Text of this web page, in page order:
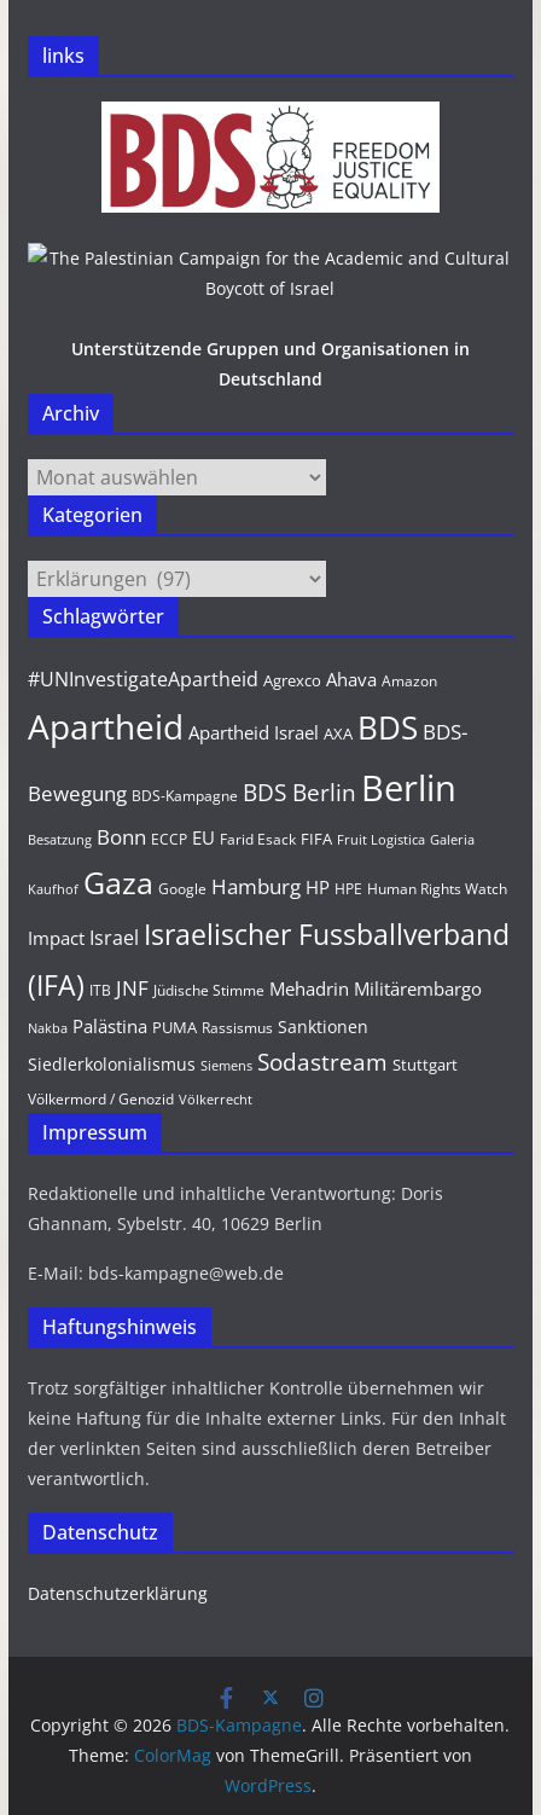
links
Unterstützende Gruppen und Organisationen in
Deutschland
Archiv
Archiv
Kategorien
Kategorien
Schlagwörter
#UNInvestigateApartheid Agrexco Ahava Amazon
Apartheid Apartheid Israel AXA BDS BDS-
Bewegung BDS-Kampagne BDS Berlin Berlin
Besatzung Bonn ECCP EU Farid Esack FIFA Fruit Logistica Galeria
Kaufhof Gaza Google Hamburg HP HPE Human Rights Watch
Impact Israel Israelischer Fussballverband
(IFA) ITB JNF Jüdische Stimme Mehadrin Militärembargo
Nakba Palästina PUMA Rassismus Sanktionen
Siedlerkolonialismus Siemens Sodastream Stuttgart
Völkermord / Genozid Völkerrecht
Impressum
Redaktionelle und inhaltliche Verantwortung: Doris
Ghannam, Sybelstr. 40, 10629 Berlin
E-Mail: bds-kampagne@web.de
Haftungshinweis
Trotz sorgfältiger inhaltlicher Kontrolle übernehmen wir
keine Haftung für die Inhalte externer Links. Für den Inhalt
der verlinkten Seiten sind ausschließlich deren Betreiber
verantwortlich.
Datenschutz
Datenschutzerklärung
Copyright © 2026 BDS-Kampagne. Alle Rechte vorbehalten.
Theme: ColorMagvon ThemeGrill. Präsentiert von
WordPress.